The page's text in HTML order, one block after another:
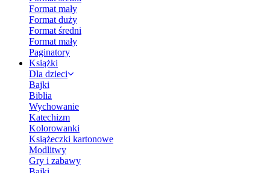
Format mały
Format duży
Format średni
Format mały
Paginatory
Książki
Dla dzieci
Bajki
Biblia
Wychowanie
Katechizm
Kolorowanki
Książeczki kartonowe
Modlitwy
Gry i zabawy